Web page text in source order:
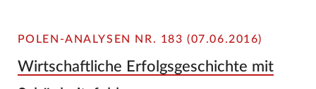
POLEN-ANALYSEN NR. 183 (07.06.2016)
Wirtschaftliche Erfolgsgeschichte mit